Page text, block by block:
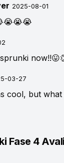
2025-08-01
03-27
cool, but
Fase 4